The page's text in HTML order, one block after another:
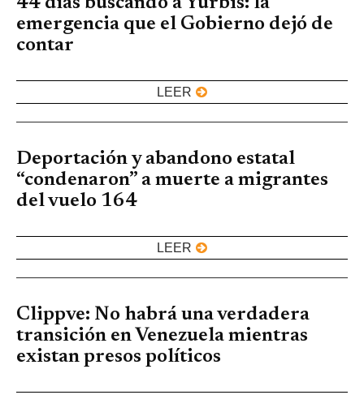
emergencia que el Gobierno dejó de
contar
LEER
Deportación y abandono estatal
“condenaron” a muerte a migrantes
del vuelo 164
LEER
Clippve: No habrá una verdadera
transición en Venezuela mientras
existan presos políticos